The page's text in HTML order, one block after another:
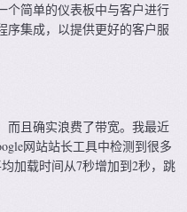
个简单的仪表板中与客户进行
序集成，以提供更好的客户服
而且确实浪费了带宽。我最近
网站站长工具中检测到很多
加载时间从7秒增加到2秒，跳